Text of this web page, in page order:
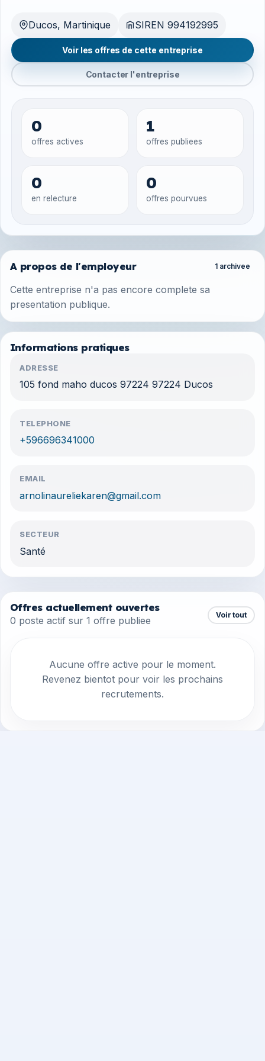
Ducos, Martinique SIREN 994192995
Voir les offres de cette entreprise
Contacter l'entreprise
0
offres actives
1
offres publiees
0
en relecture
0
offres pourvues
A propos de l'employeur 1 archivee
Cette entreprise n'a pas encore complete sa
presentation publique.
Informations pratiques
ADRESSE
105 fond maho ducos 97224 97224 Ducos
TELEPHONE
+596696341000
EMAIL
arnolinaureliekaren@gmail.com
SECTEUR
Santé
Offres actuellement ouvertes
0 poste actif sur 1 offre publiee Voir tout
Aucune offre active pour le moment.
Revenez bientot pour voir les prochains
recrutements.